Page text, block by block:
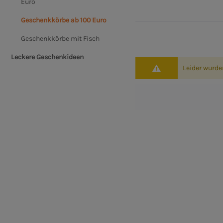
Euro
Geschenkkörbe ab 100 Euro
Geschenkkörbe mit Fisch
Leckere Geschenkideen
Leider